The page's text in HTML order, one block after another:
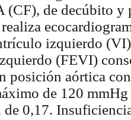
(CF), de decúbito y
izquierdo
(FEVI)
posición aórtica
de 120
0,17.